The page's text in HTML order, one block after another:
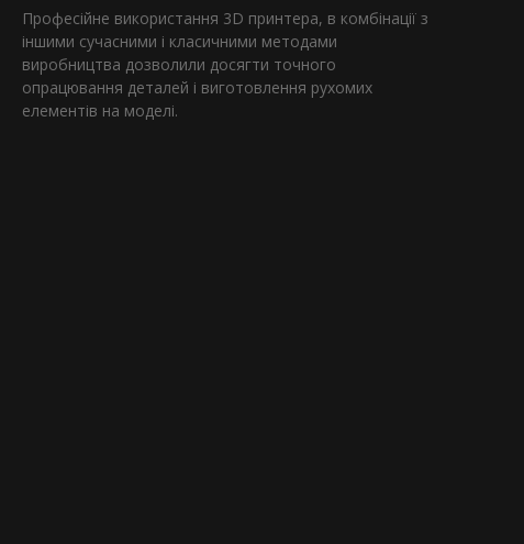
Професійне використання 3D принтера, в комбінації з
іншими сучасними і класичними методами
виробництва дозволили досягти точного
опрацювання деталей і виготовлення рухомих
елементів на моделі.